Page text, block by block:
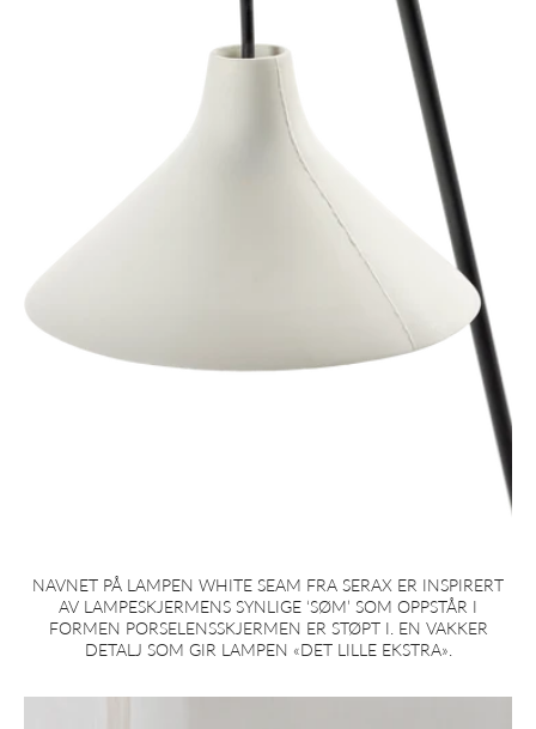
NAVNET PÅ LAMPEN WHITE SEAM FRA SERAX ER INSPIRERT
AV LAMPESKJERMENS SYNLIGE ‘SØM’ SOM OPPSTÅR I
FORMEN PORSELENSSKJERMEN ER STØPT I. EN VAKKER
DETALJ SOM GIR LAMPEN «DET LILLE EKSTRA».